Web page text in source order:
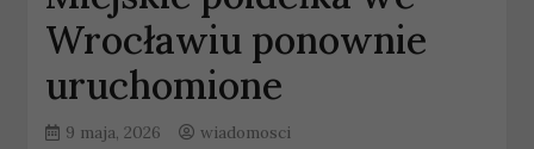
Wrocławiu ponownie
uruchomione
9 maja, 2026 wiadomosci